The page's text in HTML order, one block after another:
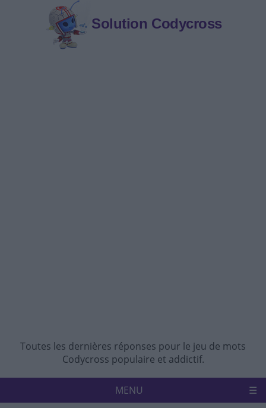
Solution Codycross
Toutes les dernières réponses pour le jeu de mots
Codycross populaire et addictif.
MENU